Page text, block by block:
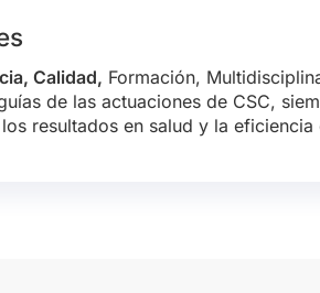
Calidad, Formación,
de las actuaciones de CSC,
resultados en salud y la eficiencia